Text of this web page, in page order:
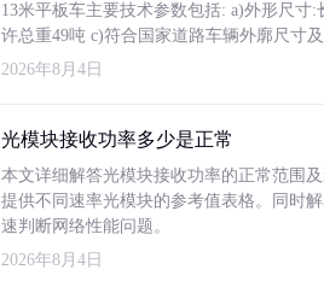
13米平板车主要技术参数包括: a)外形尺寸
许总重49吨 c)符合国家道路车辆外廓尺寸
2026年8月4日
光模块接收功率多少是正常
本文详细解答光模块接收功率的正常范围
提供不同速率光模块的参考值表格。同时
速判断网络性能问题。
2026年8月4日